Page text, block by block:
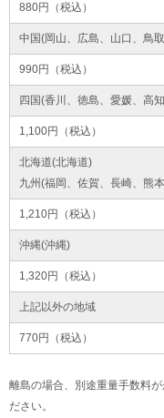
880円（税込）
中国(岡山、広島、山口、鳥
990円（税込）
四国(香川、徳島、愛媛、高
1,100円（税込）
北海道(北海道)
九州(福岡、佐賀、長崎、熊
1,210円（税込）
沖縄(沖縄)
1,320円（税込）
上記以外の地域
770円（税込）
離島の場合、別途重量手数料
ださい。